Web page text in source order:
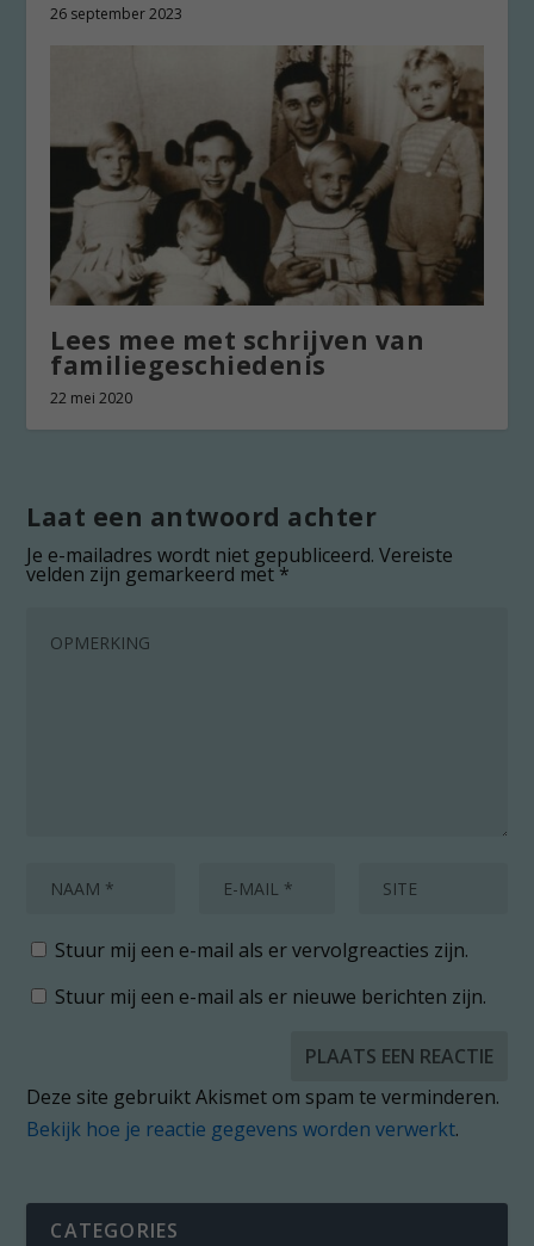
26 september 2023
Lees mee met schrijven van
familiegeschiedenis
22 mei 2020
Laat een antwoord achter
Je e-mailadres wordt niet gepubliceerd. Vereiste
velden zijn gemarkeerd met*
Stuur mij een e-mail als er vervolgreacties zijn.
Stuur mij een e-mail als er nieuwe berichten zijn.
Deze site gebruikt Akismet om spam te verminderen.
Bekijk hoe je reactie gegevens worden verwerkt.
CATEGORIES